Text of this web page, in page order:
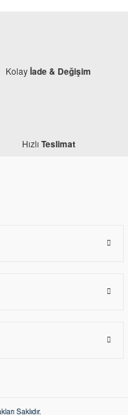
Kolayİade & Değişim
Hızlı Teslimat
Saklıdır.